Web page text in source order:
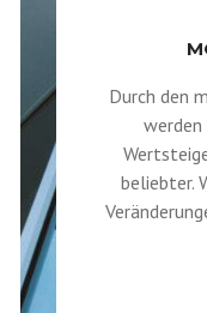
Durch den
beliebter.